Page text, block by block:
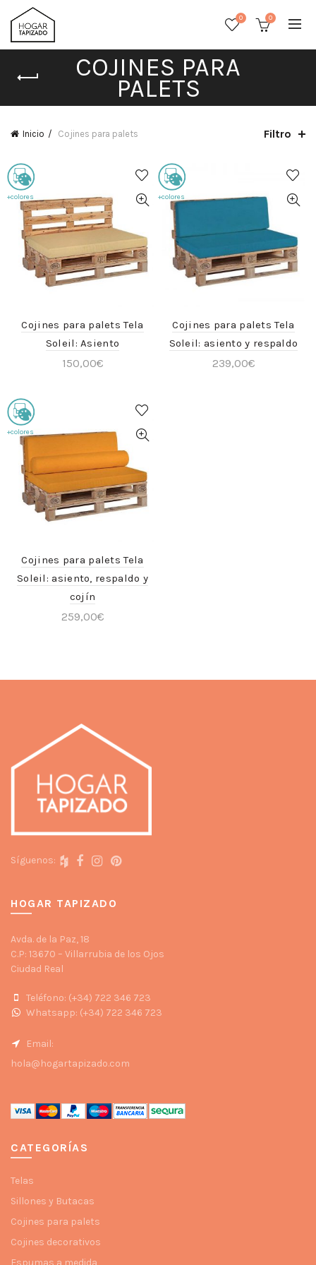
0 0
COJINES PARA
PALETS
Inicio Cojines para palets Filtro
+colores
Cojines para palets Tela
Soleil: Asiento
150,00€
+colores
Cojines para palets Tela
Soleil: asiento y respaldo
239,00€
+colores
Cojines para palets Tela
Soleil: asiento, respaldo y
cojín
259,00€
Síguenos:
HOGAR TAPIZADO
Avda. de la Paz, 18
C.P: 13670 – Villarrubia de los Ojos
Ciudad Real
Teléfono: (+34) 722 346 723
Whatsapp: (+34) 722 346 723
Email:
hola@hogartapizado.com
CATEGORÍAS
Telas
Sillones y Butacas
Cojines para palets
Cojines decorativos
Espumas a medida